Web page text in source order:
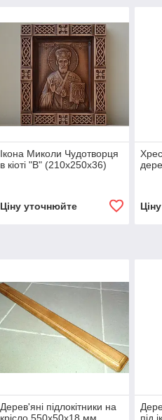
Ікона Миколи Чудотворця
в кіоті "В" (210х250х36)
Ціну уточнюйте
Дерев'яні підлокітники на